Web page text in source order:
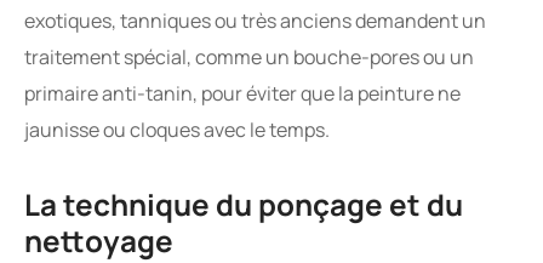
exotiques, tanniques ou très anciens demandent un
traitement spécial, comme un bouche-pores ou un
primaire anti-tanin, pour éviter que la peinture ne
jaunisse ou cloques avec le temps.
La technique du ponçage et du
nettoyage